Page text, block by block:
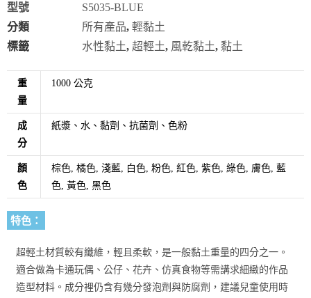
型號
S5035-BLUE
分類
所有產品, 輕黏土
標籤
水性黏土, 超輕土, 風乾黏土, 黏土
重
量
1000 公克
成
分
紙漿、水、黏劑、抗菌劑、色粉
顏
色
棕色, 橘色, 淺藍, 白色, 粉色, 紅色, 紫色, 綠色, 膚色, 藍
色, 黃色, 黑色
特色：
超輕土材質較有纖維，輕且柔軟，是一般黏土重量的四分之一。
適合做為卡通玩偶、公仔、花卉、仿真食物等需講求細緻的作品
造型材料。 成分裡仍含有幾分發泡劑與防腐劑，建議兒童使用時